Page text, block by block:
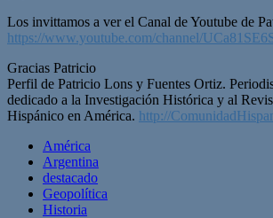
Los invittamos a ver el Canal de Youtube de
https://www.youtube.com/channel/
Gracias Patricio
Perfil de Patricio Lons y Fuentes Ortiz.
dedicado a la Investigación Histórica y al
Hispánico en América. http://
América
Argentina
destacado
Geopolítica
Historia